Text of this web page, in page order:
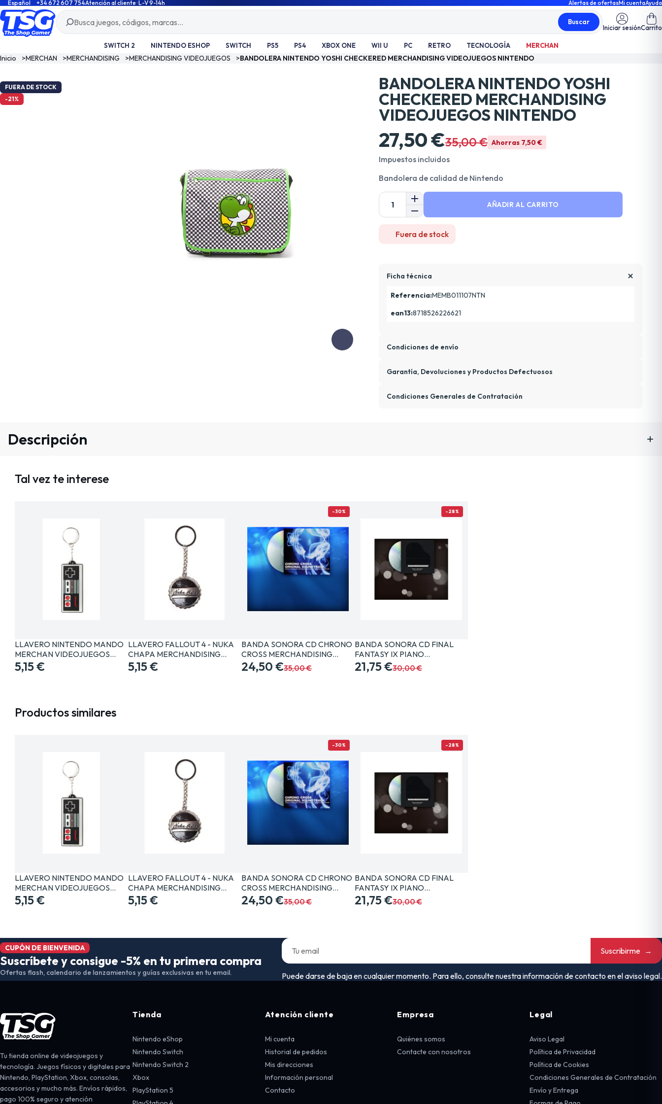
Español +34 672 607 754Atención al cliente · L-V 9-14h Alertas de ofertasMi cuentaAyuda
Buscar
Iniciar sesiónCarrito
SWITCH 2 NINTENDO ESHOP SWITCH PS5 PS4 XBOX ONE WII U PC RETRO TECNOLOGÍA MERCHAN
Inicio >MERCHAN >MERCHANDISING >MERCHANDISING VIDEOJUEGOS >BANDOLERA NINTENDO YOSHI CHECKERED MERCHANDISING VIDEOJUEGOS NINTENDO
FUERA DE STOCK
-21%
BANDOLERA NINTENDO YOSHI
CHECKERED MERCHANDISING
VIDEOJUEGOS NINTENDO
27,50 €35,00 € Ahorras 7,50 €
Impuestos incluidos
Bandolera de calidad de Nintendo
AÑADIR AL CARRITO
Fuera de stock
Ficha técnica
Referencia:MEMB011107NTN
ean13:8718526226621
Condiciones de envío
Garantía, Devoluciones y Productos Defectuosos
Condiciones Generales de Contratación
Descripción
Tal vez te interese
LLAVERO NINTENDO MANDO
MERCHAN VIDEOJUEGOS…
5,15 €
LLAVERO FALLOUT 4 - NUKA
CHAPA MERCHANDISING…
5,15 €
-30%
BANDA SONORA CD CHRONO
CROSS MERCHANDISING…
24,50 €35,00 €
-28%
BANDA SONORA CD FINAL
FANTASY IX PIANO…
21,75 €30,00 €
Productos similares
LLAVERO NINTENDO MANDO
MERCHAN VIDEOJUEGOS…
5,15 €
LLAVERO FALLOUT 4 - NUKA
CHAPA MERCHANDISING…
5,15 €
-30%
BANDA SONORA CD CHRONO
CROSS MERCHANDISING…
24,50 €35,00 €
-28%
BANDA SONORA CD FINAL
FANTASY IX PIANO…
21,75 €30,00 €
CUPÓN DE BIENVENIDA
Suscríbete y consigue -5% en tu primera compra
Ofertas flash, calendario de lanzamientos y guías exclusivas en tu email.
Suscribirme →
Puede darse de baja en cualquier momento. Para ello, consulte nuestra información de contacto en el aviso legal.
Tu tienda online de videojuegos y
tecnología. Juegos físicos y digitales para
Nintendo, PlayStation, Xbox, consolas,
accesorios y mucho más. Envíos rápidos,
pago 100% seguro y atención
Tienda
Nintendo eShop
Nintendo Switch
Nintendo Switch 2
Xbox
PlayStation 5
Atención cliente
Mi cuenta
Historial de pedidos
Mis direcciones
Información personal
Contacto
Empresa
Quiénes somos
Contacte con nosotros
Legal
Aviso Legal
Política de Privacidad
Política de Cookies
Condiciones Generales de Contratación
Envío y Entrega